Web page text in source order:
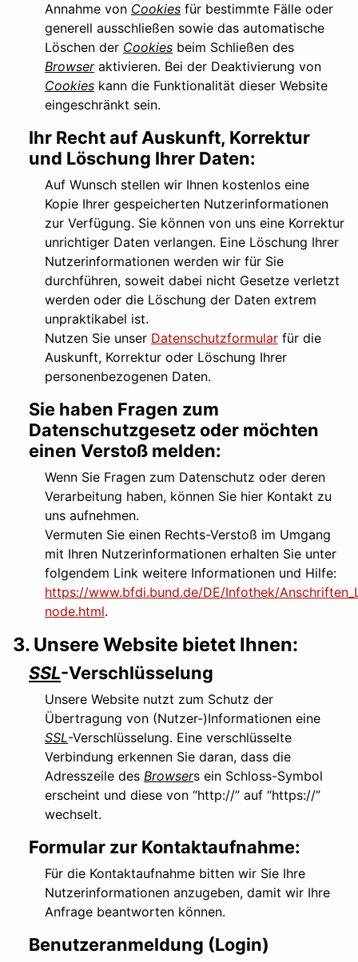
Annahme von Cookies für bestimmte Fälle oder
generell ausschließen sowie das automatische
Löschen der Cookies beim Schließen des
Browseraktivieren. Bei der Deaktivierung von
Cookies kann die Funktionalität dieser Website
eingeschränkt sein.
Ihr Recht auf Auskunft, Korrektur
und Löschung Ihrer Daten:
Auf Wunsch stellen wir Ihnen kostenlos eine
Kopie Ihrer gespeicherten Nutzerinformationen
zur Verfügung. Sie können von uns eine Korrektur
unrichtiger Daten verlangen. Eine Löschung Ihrer
Nutzerinformationen werden wir für Sie
durchführen, soweit dabei nicht Gesetze verletzt
werden oder die Löschung der Daten extrem
unpraktikabel ist.
Nutzen Sie unser Datenschutzformular für die
Auskunft, Korrektur oder Löschung Ihrer
personenbezogenen Daten.
Sie haben Fragen zum
Datenschutzgesetz oder möchten
einen Verstoß melden:
Wenn Sie Fragen zum Datenschutz oder deren
Verarbeitung haben, können Sie hier Kontakt zu
uns aufnehmen.
Vermuten Sie einen Rechts-Verstoß im Umgang
mit Ihren Nutzerinformationen erhalten Sie unter
folgendem Link weitere Informationen und Hilfe:
https://www.bfdi.bund.de/DE/Infothek/
node.html.
3. Unsere Website bietet Ihnen:
SSL-Verschlüsselung
Unsere Website nutzt zum Schutz der
Übertragung von (Nutzer-)Informationen eine
SSL-Verschlüsselung. Eine verschlüsselte
Verbindung erkennen Sie daran, dass die
Adresszeile des Browsers ein Schloss-Symbol
erscheint und diese von “http://” auf “https://”
wechselt.
Formular zur Kontaktaufnahme:
Für die Kontaktaufnahme bitten wir Sie Ihre
Nutzerinformationen anzugeben, damit wir Ihre
Anfrage beantworten können.
Benutzeranmeldung (Login)